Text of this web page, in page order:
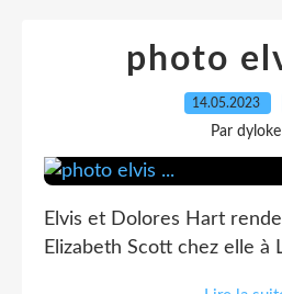
photo
14.05.2023
Par dyloke
Elvis et Dolores Hart
Elizabeth Scott chez elle à